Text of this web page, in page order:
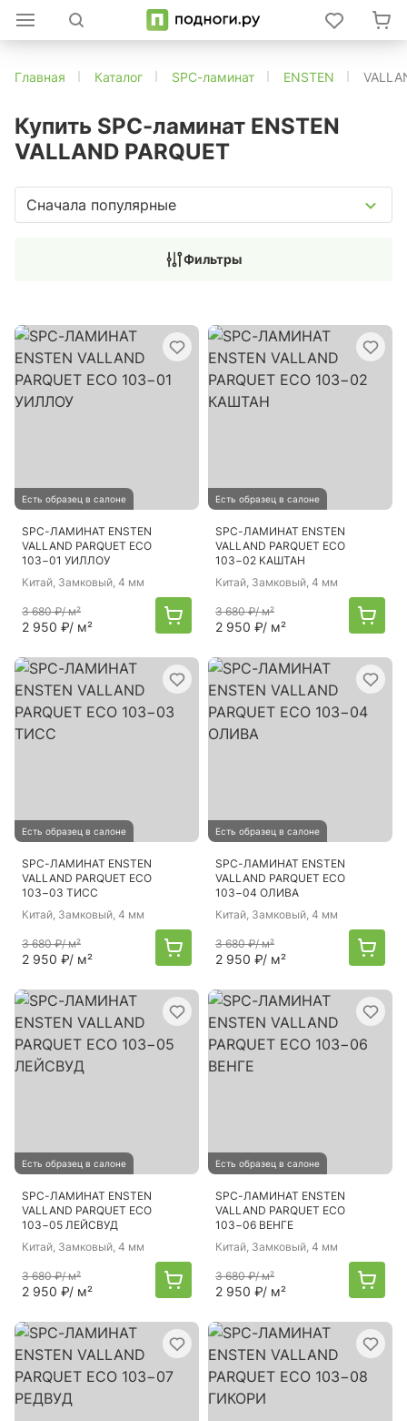
Главная Каталог SPC-ламинат ENSTEN
Купить SPC-ламинат ENSTEN
VALLAND PARQUET
Сначала популярные
Фильтры
Есть образец в салоне
SPC-ЛАМИНАТ ENSTEN
VALLAND PARQUET ECO
103−01 УИЛЛОУ
Китай, Замковый, 4 мм
3 680 ₽/ м²
2 950 ₽/ м²
Есть образец в салоне
SPC-ЛАМИНАТ ENSTEN
VALLAND PARQUET ECO
103−02 КАШТАН
Китай, Замковый, 4 мм
3 680 ₽/ м²
2 950 ₽/ м²
Есть образец в салоне
SPC-ЛАМИНАТ ENSTEN
VALLAND PARQUET ECO
103−03 ТИСС
Китай, Замковый, 4 мм
3 680 ₽/ м²
2 950 ₽/ м²
Есть образец в салоне
SPC-ЛАМИНАТ ENSTEN
VALLAND PARQUET ECO
103−04 ОЛИВА
Китай, Замковый, 4 мм
3 680 ₽/ м²
2 950 ₽/ м²
Есть образец в салоне
SPC-ЛАМИНАТ ENSTEN
VALLAND PARQUET ECO
103−05 ЛЕЙСВУД
Китай, Замковый, 4 мм
3 680 ₽/ м²
2 950 ₽/ м²
Есть образец в салоне
SPC-ЛАМИНАТ ENSTEN
VALLAND PARQUET ECO
103−06 ВЕНГЕ
Китай, Замковый, 4 мм
3 680 ₽/ м²
2 950 ₽/ м²